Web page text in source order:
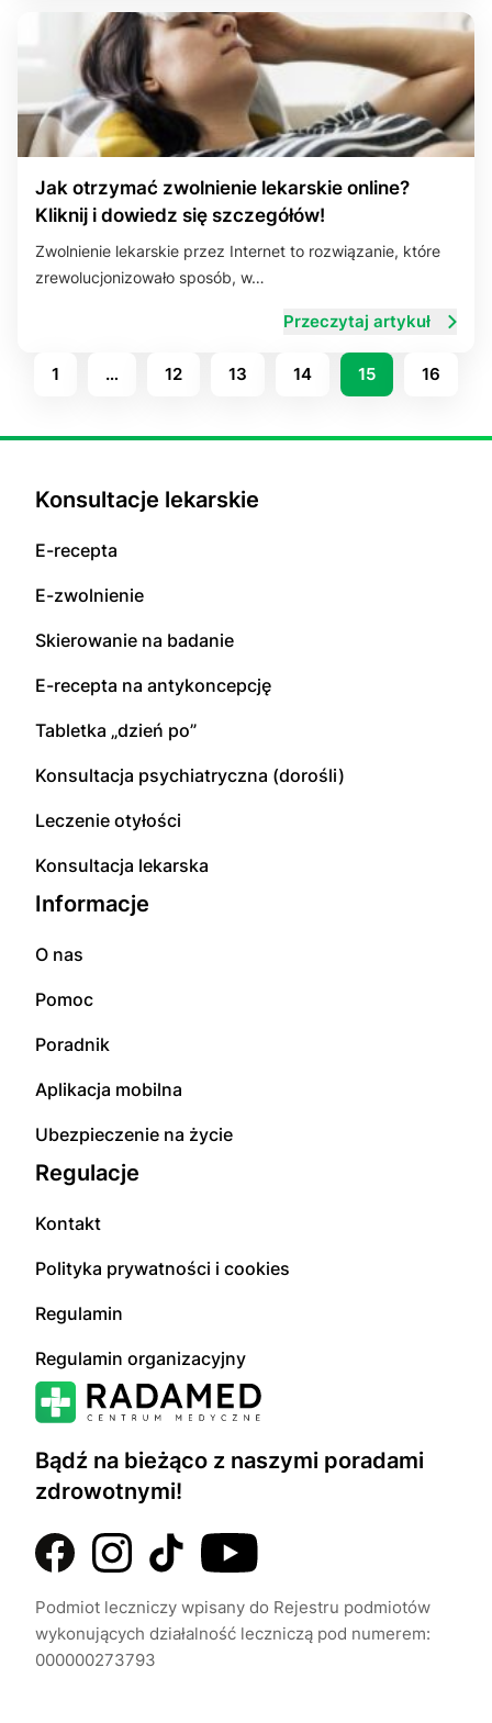
Jak otrzymać zwolnienie lekarskie online?
Kliknij i dowiedz się szczegółów!
Zwolnienie lekarskie przez Internet to rozwiązanie, które
zrewolucjonizowało sposób, w…
Przeczytaj artykuł
1 … 12 13 14 15 16
Bądź na bieżąco z naszymi poradami
zdrowotnymi!
Podmiot leczniczy wpisany do Rejestru podmiotów
wykonujących działalność leczniczą pod numerem:
000000273793
Konsultacje lekarskie
E-recepta
E-zwolnienie
Skierowanie na badanie
E-recepta na antykoncepcję
Tabletka „dzień po”
Konsultacja psychiatryczna (dorośli)
Leczenie otyłości
Konsultacja lekarska
Informacje
O nas
Pomoc
Poradnik
Aplikacja mobilna
Ubezpieczenie na życie
Regulacje
Kontakt
Polityka prywatności i cookies
Regulamin
Regulamin organizacyjny